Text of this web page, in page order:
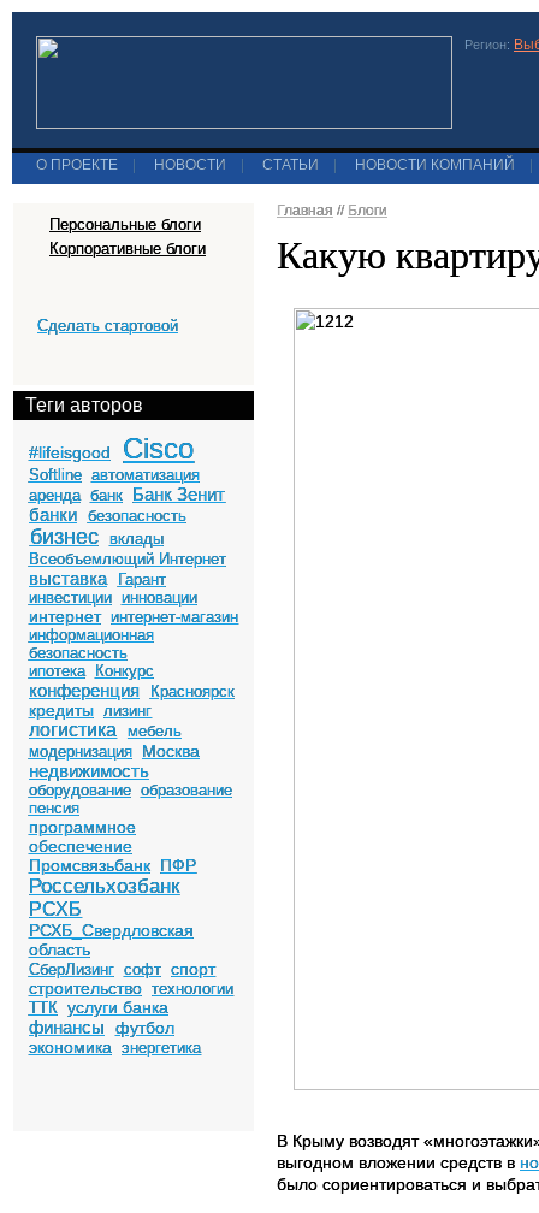
Регион:
О ПРОЕКТЕ НОВОСТИ СТАТЬИ НОВОСТИ КОМПАНИЙ
Персональные блоги
Корпоративные блоги
Сделать стартовой
Теги авторов
#lifeisgood Cisco
Softline автоматизация
аренда банк
Банк Зенит
банки безопасность
бизнес
вклады
Всеобъемлющий Интернет
выставка
Гарант
инвестиции инновации
интернет интернет-магазин
информационная
безопасность
ипотека
Конкурс
конференция Красноярск
кредиты лизинг
логистика
мебель
модернизация
Москва
недвижимость
оборудование образование
пенсия
программное
обеспечение
Промсвязьбанк ПФР
Россельхозбанк
РСХБ
РСХБ_Свердловская
область
СберЛизинг софт спорт
строительство технологии
ТТК услуги банка
финансы
футбол
экономика
энергетика
Главная // Блоги
Какую
В Крыму возводят
выгодном вложении средств в
было сориентироваться и